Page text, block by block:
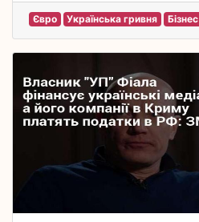
Євро Українська гривня Бізнес